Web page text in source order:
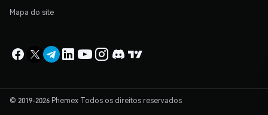
Mapa do site
© 2019-2026 Phemex Todos os direitos reservados